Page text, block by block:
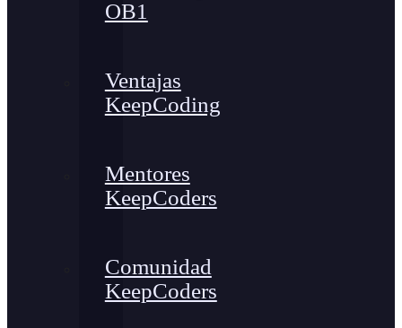
OB1
Ventajas
KeepCoding
Mentores
KeepCoders
Comunidad
KeepCoders